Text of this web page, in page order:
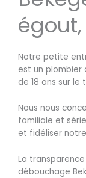
Notre petite
est un plombier
de 18 ans sur le
Nous nous
familiale et
et fidéliser
La
débouchage